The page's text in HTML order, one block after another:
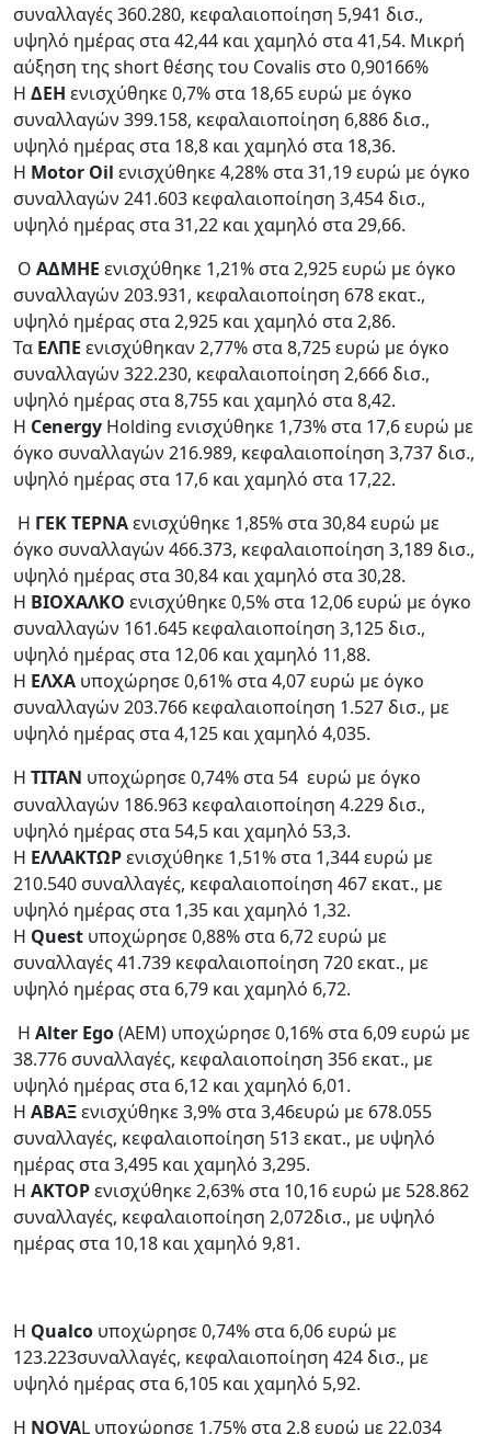
συναλλαγές 360.280, κεφαλαιοποίηση 5,941 δισ.,
υψηλό ημέρας στα 42,44 και χαμηλό στα 41,54. Mικρή
αύξηση της short θέσης του Covalis στο 0,90166%
H ΔΕΗ ενισχύθηκε 0,7% στα 18,65 ευρώ με όγκο
συναλλαγών 399.158, κεφαλαιοποίηση 6,886 δισ.,
υψηλό ημέρας στα 18,8 και χαμηλό στα 18,36.
Η Motor Oil ενισχύθηκε 4,28% στα 31,19 ευρώ με όγκο
συναλλαγών 241.603 κεφαλαιοποίηση 3,454 δισ.,
υψηλό ημέρας στα 31,22 και χαμηλό στα 29,66.
Ο AΔMHE ενισχύθηκε 1,21% στα 2,925 ευρώ με όγκο
συναλλαγών 203.931, κεφαλαιοποίηση 678 εκατ.,
υψηλό ημέρας στα 2,925 και χαμηλό στα 2,86.
Τα ΕΛΠΕ ενισχύθηκαν 2,77% στα 8,725 ευρώ με όγκο
συναλλαγών 322.230, κεφαλαιοποίηση 2,666 δισ.,
υψηλό ημέρας στα 8,755 και χαμηλό στα 8,42.
Η Cenergy Holding ενισχύθηκε 1,73% στα 17,6 ευρώ με
όγκο συναλλαγών 216.989, κεφαλαιοποίηση 3,737 δισ.,
υψηλό ημέρας στα 17,6 και χαμηλό στα 17,22.
Η ΓΕΚ ΤΕΡΝΑενισχύθηκε 1,85% στα 30,84 ευρώ με
όγκο συναλλαγών 466.373, κεφαλαιοποίηση 3,189 δισ.,
υψηλό ημέρας στα 30,84 και χαμηλό στα 30,28.
Η ΒΙΟΧΑΛΚΟ ενισχύθηκε 0,5% στα 12,06 ευρώ με όγκο
συναλλαγών 161.645 κεφαλαιοποίηση 3,125 δισ.,
υψηλό ημέρας στα 12,06 και χαμηλό 11,88.
Η ΕΛΧΑ υποχώρησε 0,61% στα 4,07 ευρώ με όγκο
συναλλαγών 203.766 κεφαλαιοποίηση 1.527 δισ., με
υψηλό ημέρας στα 4,125 και χαμηλό 4,035.
Η ΤΙΤΑΝ υποχώρησε 0,74% στα 54 ευρώ με όγκο
συναλλαγών 186.963 κεφαλαιοποίηση 4.229 δισ.,
υψηλό ημέρας στα 54,5 και χαμηλό 53,3.
Η ΕΛΛΑΚΤΩΡενισχύθηκε 1,51% στα 1,344 ευρώ με
210.540 συναλλαγές, κεφαλαιοποίηση 467 εκατ., με
υψηλό ημέρας στα 1,35 και χαμηλό 1,32.
Η Quest υποχώρησε 0,88% στα 6,72 ευρώ με
συναλλαγές 41.739 κεφαλαιοποίηση 720 εκατ., με
υψηλό ημέρας στα 6,79 και χαμηλό 6,72.
Η Alter Ego(AEM) υποχώρησε 0,16% στα 6,09 ευρώ με
38.776 συναλλαγές, κεφαλαιοποίηση 356 εκατ., με
υψηλό ημέρας στα 6,12 και χαμηλό 6,01.
Η ΑΒΑΞενισχύθηκε 3,9% στα 3,46ευρώ με 678.055
συναλλαγές, κεφαλαιοποίηση 513 εκατ., με υψηλό
ημέρας στα 3,495 και χαμηλό 3,295.
Η ΑΚΤΟΡενισχύθηκε 2,63% στα 10,16 ευρώ με 528.862
συναλλαγές, κεφαλαιοποίηση 2,072δισ., με υψηλό
ημέρας στα 10,18 και χαμηλό 9,81.
Η Qualco υποχώρησε 0,74% στα 6,06 ευρώ με
123.223συναλλαγές, κεφαλαιοποίηση 424 δισ., με
υψηλό ημέρας στα 6,105 και χαμηλό 5,92.
Η NOVAL υποχώρησε 1,75% στα 2,8 ευρώ με 22.034